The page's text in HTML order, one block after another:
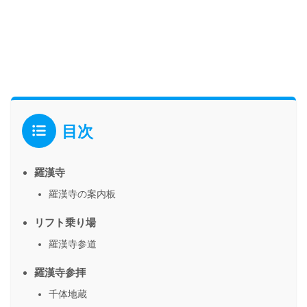
目次
羅漢寺
羅漢寺の案内板
リフト乗り場
羅漢寺参道
羅漢寺参拝
千体地蔵